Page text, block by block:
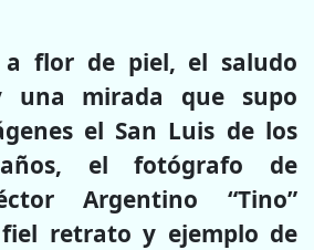
a flor de piel, el saludo
una mirada que supo
el San Luis de los
el fotógrafo de
Argentino “Tino”
retrato y ejemplo de